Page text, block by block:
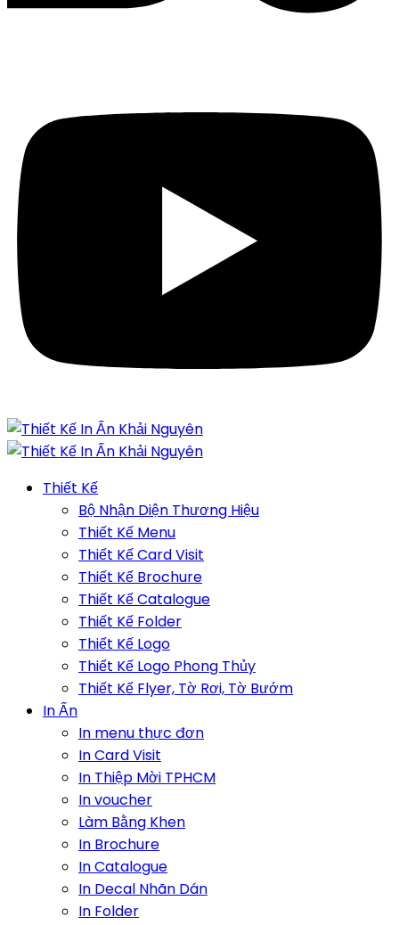
Thiết Kế
Bộ Nhận Diện Thương Hiệu
Thiết Kế Menu
Thiết Kế Card Visit
Thiết Kế Brochure
Thiết Kế Catalogue
Thiết Kế Folder
Thiết Kế Logo
Thiết Kế Logo Phong Thủy
Thiết Kế Flyer, Tờ Rơi, Tờ Bướm
In Ấn
In menu thực đơn
In Card Visit
In Thiệp Mời TPHCM
In voucher
Làm Bằng Khen
In Brochure
In Catalogue
In Decal Nhãn Dán
In Folder